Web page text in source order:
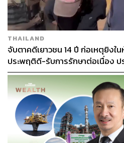
THAILAND
จับตาคดีเยาวชน 14 ปี ก่อเหตุยิงใ
ประพฤติดี-รับการรักษาต่อเนื่อง ป